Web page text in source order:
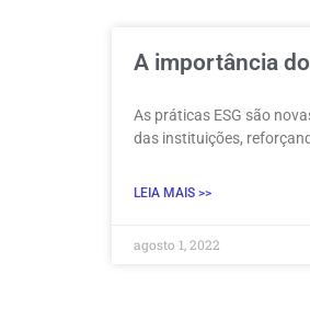
A importância
As práticas ESG são
das instituições,
LEIA MAIS >>
agosto 1, 2022